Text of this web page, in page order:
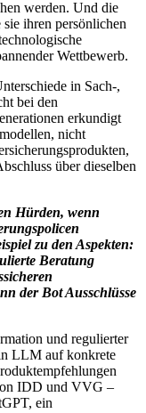
werden. Und die
ihren persönlichen
Wettbewerb.
in Sach-,
bei den
erkundigt
nicht
über dieselben
Hürden, wenn
zu den Aspekten:
Beratung
der Bot Ausschlüsse
und regulierter
LLM auf konkrete
IDD und VVG –
ein